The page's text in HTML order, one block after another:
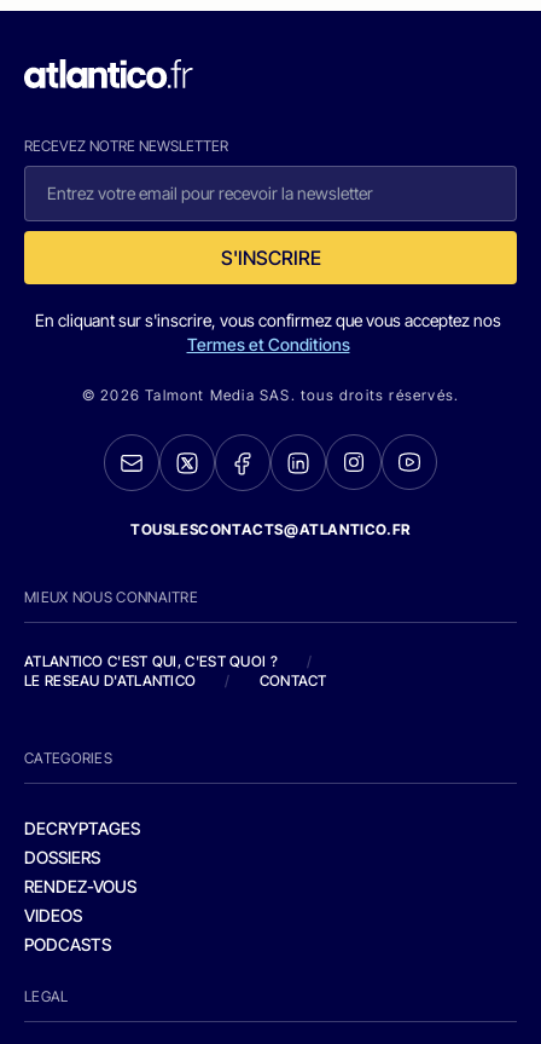
RECEVEZ NOTRE NEWSLETTER
S'INSCRIRE
En cliquant sur s'inscrire, vous confirmez que vous acceptez nos
Termes et Conditions
© 2026 Talmont Media SAS. tous droits réservés.
TOUSLESCONTACTS@ATLANTICO.FR
MIEUX NOUS CONNAITRE
ATLANTICO C'EST QUI, C'EST QUOI ?
/
LE RESEAU D'ATLANTICO
/ CONTACT
CATEGORIES
DECRYPTAGES
DOSSIERS
RENDEZ-VOUS
VIDEOS
PODCASTS
LEGAL